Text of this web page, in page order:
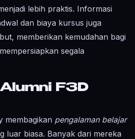
lebih praktis. Informasi
dan biaya kursus juga
memberikan kemudahan bagi
segala
F3D
membagikan pengalaman belajar
luar biasa. Banyak dari mereka